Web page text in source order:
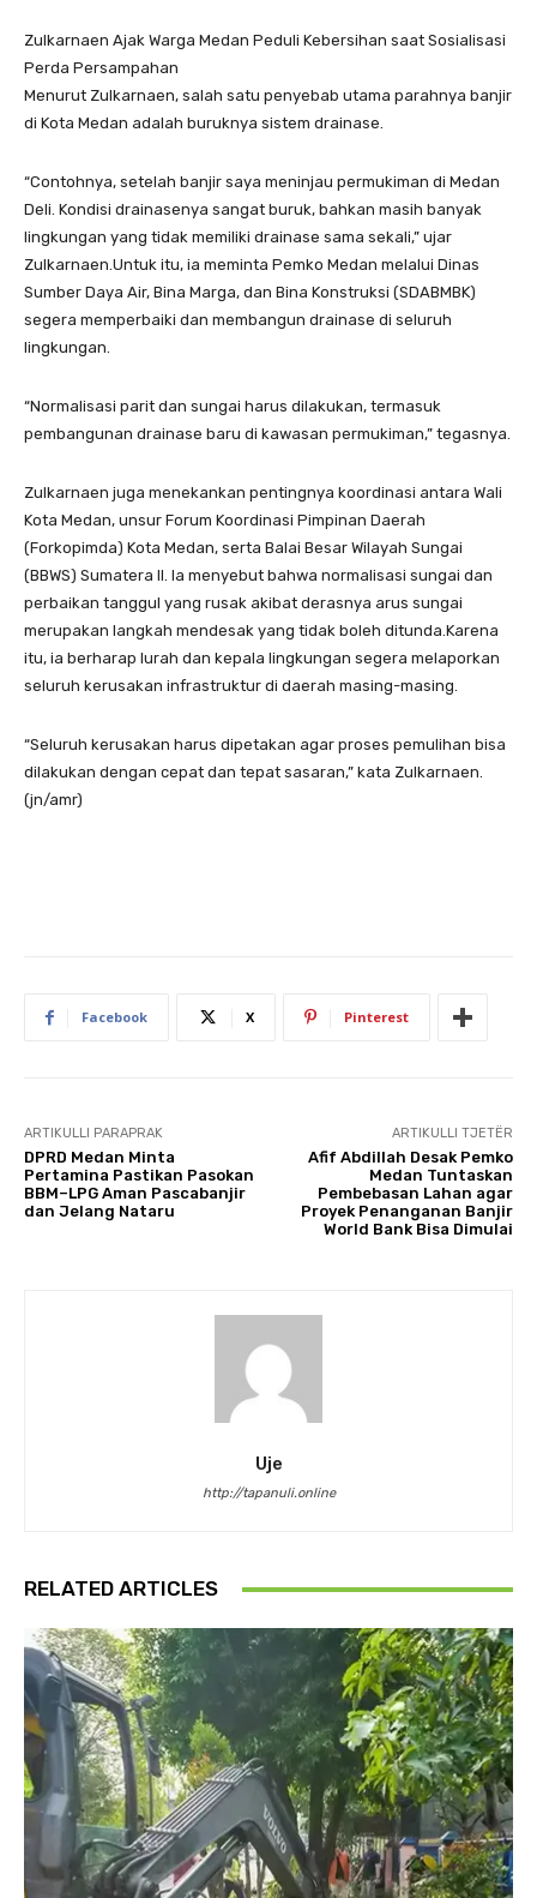
Zulkarnaen Ajak Warga Medan Peduli Kebersihan saat Sosialisasi
Perda Persampahan
Menurut Zulkarnaen, salah satu penyebab utama parahnya banjir
di Kota Medan adalah buruknya sistem drainase.
“Contohnya, setelah banjir saya meninjau permukiman di Medan
Deli. Kondisi drainasenya sangat buruk, bahkan masih banyak
lingkungan yang tidak memiliki drainase sama sekali,” ujar
Zulkarnaen.Untuk itu, ia meminta Pemko Medan melalui Dinas
Sumber Daya Air, Bina Marga, dan Bina Konstruksi (SDABMBK)
segera memperbaiki dan membangun drainase di seluruh
lingkungan.
“Normalisasi parit dan sungai harus dilakukan, termasuk
pembangunan drainase baru di kawasan permukiman,” tegasnya.
Zulkarnaen juga menekankan pentingnya koordinasi antara Wali
Kota Medan, unsur Forum Koordinasi Pimpinan Daerah
(Forkopimda) Kota Medan, serta Balai Besar Wilayah Sungai
(BBWS) Sumatera II. Ia menyebut bahwa normalisasi sungai dan
perbaikan tanggul yang rusak akibat derasnya arus sungai
merupakan langkah mendesak yang tidak boleh ditunda.Karena
itu, ia berharap lurah dan kepala lingkungan segera melaporkan
seluruh kerusakan infrastruktur di daerah masing-masing.
“Seluruh kerusakan harus dipetakan agar proses pemulihan bisa
dilakukan dengan cepat dan tepat sasaran,” kata Zulkarnaen.
(jn/amr)
Facebook X Pinterest
ARTIKULLI PARAPRAK
DPRD Medan Minta
Pertamina Pastikan Pasokan
BBM–LPG Aman Pascabanjir
dan Jelang Nataru
ARTIKULLI TJETËR
Afif Abdillah Desak Pemko
Medan Tuntaskan
Pembebasan Lahan agar
Proyek Penanganan Banjir
World Bank Bisa Dimulai
Uje
http://tapanuli.online
RELATED ARTICLES